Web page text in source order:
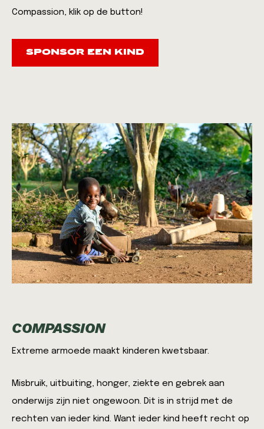
Compassion, klik op de button!
SPONSOR EEN KIND
COMPASSION
Extreme armoede maakt kinderen kwetsbaar.
Misbruik, uitbuiting, honger, ziekte en gebrek aan
onderwijs zijn niet ongewoon. Dit is in strijd met de
rechten van ieder kind. Want ieder kind heeft recht op